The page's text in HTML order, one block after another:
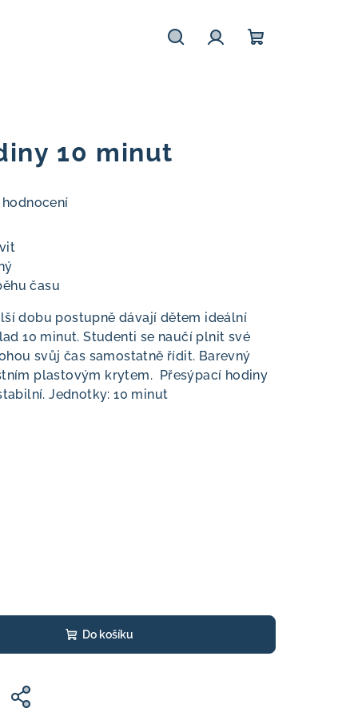
10 minut
času‎
dobu postupně dávají dětem ideální
10 minut. Studenti se naučí plnit své
svůj čas samostatně řídit. Barevný
plastovým krytem‎‎. ‎‎ ‎‎Přesýpací hodiny
‎‎Jednotky: 10 minut
Do košíku